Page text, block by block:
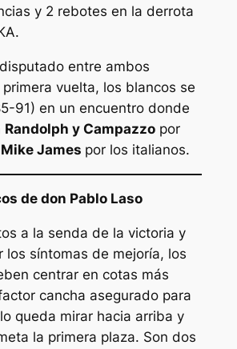
y 2 rebotes en la derrota
entre ambos
vuelta, los blancos se
91) en un encuentro donde
Randolph y Campazzopor
James por los italianos.
de don Pablo Laso
a la senda de la victoria y
los síntomas de mejoría, los
centrar en cotas más
cancha asegurado para
queda mirar hacia arriba y
la primera plaza. Son dos